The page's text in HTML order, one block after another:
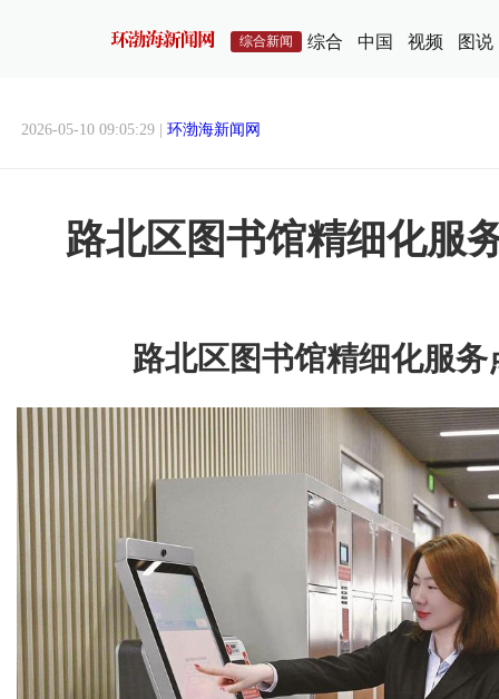
综合新闻 综合 中国 视频 图说
2026-05-10 09:05:29 | 环渤海新闻网
路北区图书馆精细化服
路北区图书馆精细化服